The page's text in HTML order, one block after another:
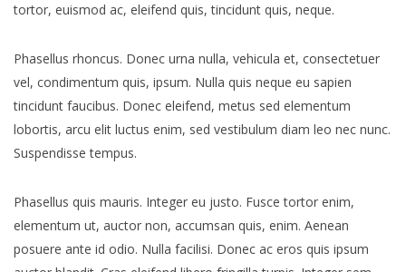
tortor, euismod ac, eleifend quis, tincidunt quis, neque.
Phasellus rhoncus. Donec urna nulla, vehicula et, consectetuer
vel, condimentum quis, ipsum. Nulla quis neque eu sapien
tincidunt faucibus. Donec eleifend, metus sed elementum
lobortis, arcu elit luctus enim, sed vestibulum diam leo nec nunc.
Suspendisse tempus.
Phasellus quis mauris. Integer eu justo. Fusce tortor enim,
elementum ut, auctor non, accumsan quis, enim. Aenean
posuere ante id odio. Nulla facilisi. Donec ac eros quis ipsum